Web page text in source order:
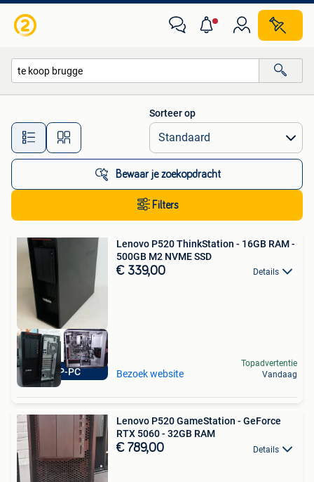
Alle afstanden…
Sorteer op
Bewaar je zoekopdracht
Filters
TOP-PC
Lenovo P520 ThinkStation - 16GB RAM -
500GB M2 NVME SSD
€ 339,00 Details
Bezoek website
Topadvertentie
Vandaag
Lenovo P520 GameStation - GeForce
RTX 5060 - 32GB RAM
€ 789,00 Details